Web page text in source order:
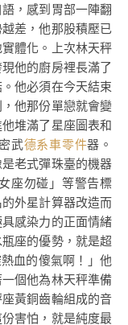
，感到胃部一陣翻
差，他那股積壓已
體化。上次林天秤
他的廚房裡長滿了
他必須在今天結束
他那份單戀就會變
堆滿了星座圖表和
武德系車零件器。
老式彈珠臺的機器
座勿碰」等警告標
外星計算器改造而
感染力的正面情緒
座的優勢，就是超
血的傻氣啊！」他
個他為林天秤準備
黃銅齒輪組成的音
害怕，就是純度最